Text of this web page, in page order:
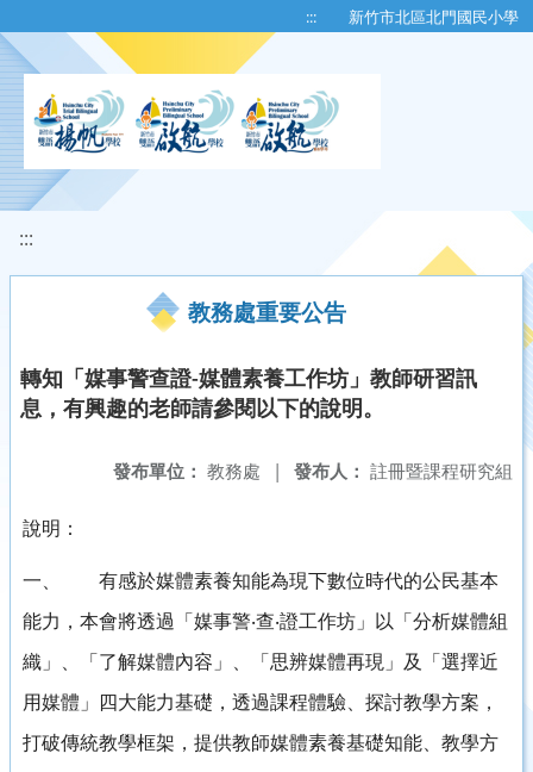
::: 新竹市北區北門國民小學
:::
教務處重要公告
轉知「媒事警查證-媒體素養工作坊」教師研習訊
息，有興趣的老師請參閱以下的說明。
發布人： 註冊暨課程研究組
發布單位： 教務處 |
說明：
一、
有感於媒體素養知能為現下數位時代的公民基本
能力，本會將透過「媒事警‧查‧證工作坊」以「分析媒體組
織」、「了解媒體內容」、「思辨媒體再現」及「選擇近
用媒體」四大能力基礎，透過課程體驗、探討教學方案，
打破傳統教學框架，提供教師媒體素養基礎知能、教學方